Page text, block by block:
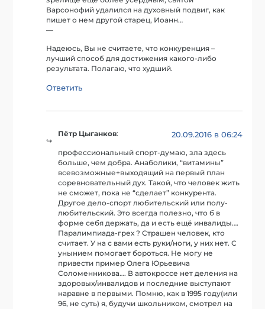
Варсонофий удалился на духовный подвиг, как
пишет о нем другой старец, Иоанн…
—
Надеюсь, Вы не считаете, что конкуренция –
лучший способ для достижения какого-либо
результата. Полагаю, что худший.
Ответить
Пётр Цыганков: 20.09.2016 в 06:24
профессиональный спорт-думаю, зла здесь
больше, чем добра. Анаболики, “витамины”
всевозможные+выходящий на первый план
соревновательный дух. Такой, что человек жить
не сможет, пока не “сделает” конкурента.
Другое дело-спорт любительский или полу-
любительский. Это всегда полезно, что б в
форме себя держать, да и есть ещё инвалиды….
Паралимпиада-грех ? Страшен человек, кто
считает. У на с вами есть руки/ноги, у них нет. С
унынием помогает бороться. Не могу не
привести пример Олега Юрьевича
Соломенникова…. В автокроссе нет деления на
здоровых/инвалидов и последние выступают
наравне в первыми. Помню, как в 1995 году(или
96, не суть) я, будучи школьником, смотрел на